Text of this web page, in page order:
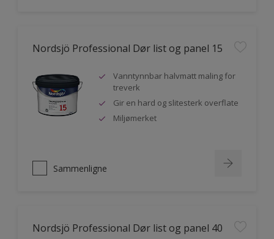
Nordsjö Professional Dør list og panel 15
Vanntynnbar halvmatt maling for
treverk
Gir en hard og slitesterk overflate
Miljømerket
Sammenligne
Nordsjö Professional Dør list og panel 40